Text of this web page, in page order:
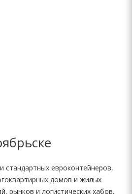
евроконтейнеров,
домов и жилых
рынков и логистических хабов.